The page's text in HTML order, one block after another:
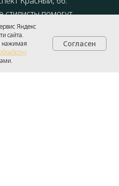
помогут
ваш тип фигуры и
мужской
Яндекс
сайта.
нажимая
Согласен
консультацию